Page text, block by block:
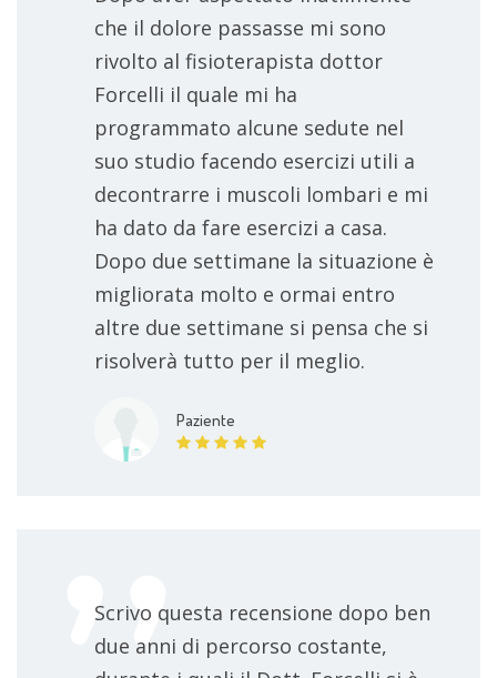
che il dolore passasse mi sono
rivolto al fisioterapista dottor
Forcelli il quale mi ha
programmato alcune sedute nel
suo studio facendo esercizi utili a
decontrarre i muscoli lombari e mi
ha dato da fare esercizi a casa.
Dopo due settimane la situazione è
migliorata molto e ormai entro
altre due settimane si pensa che si
risolverà tutto per il meglio.
Paziente
Scrivo questa recensione dopo ben
due anni di percorso costante,